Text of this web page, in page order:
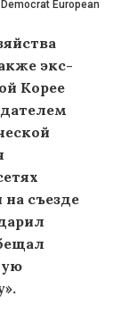
European
экс-
Корее
съезде